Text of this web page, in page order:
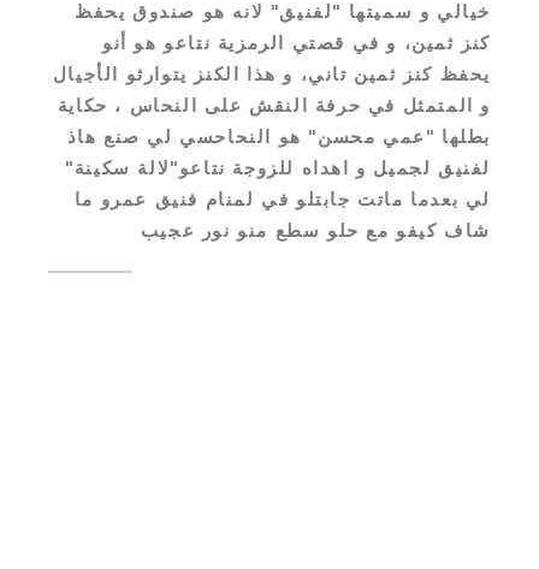
خيالي و سميتها "لفنيق" لانه هو صندوق يحفظ
كنز ثمين، و في قصتي الرمزية نتاعو هو أنو
يحفظ كنز ثمين تاني، و هذا الكنز يتوارثو الأجيال
و المتمثل في حرفة النقش على النحاس ، حكاية
بطلها "عمي محسن" هو النحاحسي لي صنع هاذ
لفنيق لجميل و اهداه للزوجة نتاعو"لالة سكينة"
لي بعدما ماتت جابتلو في لمنام فنيق عمرو ما
شاف كيفو مع حلو سطع منو نور عجيب